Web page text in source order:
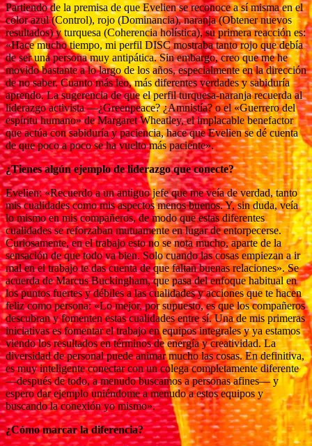
Partiendo de la premisa de que Evelien se reconoce a sí misma en el
color azul (Control), rojo (Dominancia), naranja (Obtener nuevos
resultados) y turquesa (Coherencia holística), su primera reacción es:
«Hace mucho tiempo, mi perfil DISC mostraba tanto rojo que debía
de ser una persona muy antipática. Sin embargo, creo que me he
movido bastante a lo largo de los años, especialmente en la dirección
de no saber. Cuanto más leo, más diferentes verdades y sabiduría
aprendo. La sugerencia de que el perfil turquesa-naranja recuerda al
liderazgo activista —¿Greenpeace? ¿Amnistía? o el «Guerrero del
espíritu humano» de Margaret Wheatley, el implacable benefactor
que actúa con sabiduría y paciencia, hace que Evelien se dé cuenta
de que poco a poco se ha vuelto más paciente».
¿Tienes algún ejemplo de liderazgo que conecte?
Evelien: «Recuerdo a un antiguo jefe que me veía de verdad, tanto
mis cualidades como mis aspectos menos buenos. Y, sin duda, veía
lo mismo en mis compañeros, de modo que estas diferentes
cualidades se reforzaban mutuamente en lugar de entorpecerse.
Curiosamente, en el trabajo esto no se nota mucho, aparte de la
sensación de que todo va bien. Solo cuando las cosas empiezan a ir
mal en el trabajo te das cuenta de que faltan buenas relaciones». Se
acuerda de Marcus Buckingham, que pasa del enfoque habitual en
los puntos fuertes y débiles a las cualidades y acciones que te hacen
feliz como persona: «Lo mejor, por supuesto, es que los compañeros
descubran y fomenten estas cualidades entre sí. Una de mis primeras
iniciativas es fomentar el trabajo en equipos integrales y ya estamos
viendo los resultados en términos de energía y creatividad. La
diversidad de personal puede animar mucho las cosas. En definitiva,
es muy inteligente conectar con un colega completamente diferente
—después de todo, a menudo buscamos a personas afines— y
espero dar ejemplo uniéndome a menudo a estos equipos y
buscando la conexión yo mismo».
¿Cómo marcar la diferencia?